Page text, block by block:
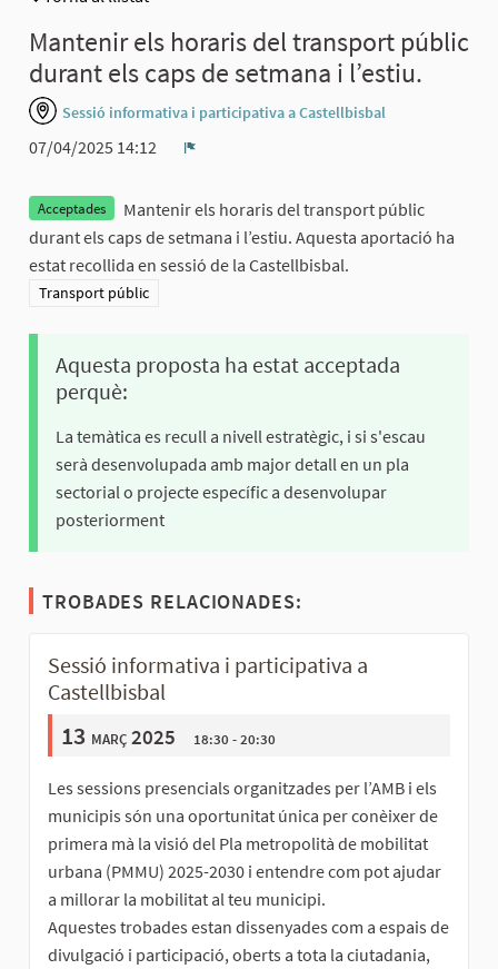
Mantenir els horaris del transport públic
durant els caps de setmana i l’estiu.
Sessió informativa i participativa a Castellbisbal
07/04/2025 14:12
Acceptades
Mantenir els horaris del transport públic
durant els caps de setmana i l’estiu. Aquesta aportació ha
estat recollida en sessió de la Castellbisbal.
Resultats al filtrar per la categoria: Transport públic
Transport públic
Aquesta proposta ha estat acceptada
perquè:
La temàtica es recull a nivell estratègic, i si s'escau
serà desenvolupada amb major detall en un pla
sectorial o projecte específic a desenvolupar
posteriorment
TROBADES RELACIONADES:
Sessió informativa i participativa a
Castellbisbal
13 març 2025 18:30 - 20:30
Les sessions presencials organitzades per l’AMB i els
municipis són una oportunitat única per conèixer de
primera mà la visió del Pla metropolità de mobilitat
urbana (PMMU) 2025-2030 i entendre com pot ajudar
a millorar la mobilitat al teu municipi.
Aquestes trobades estan dissenyades com a espais de
divulgació i participació, oberts a tota la ciutadania,